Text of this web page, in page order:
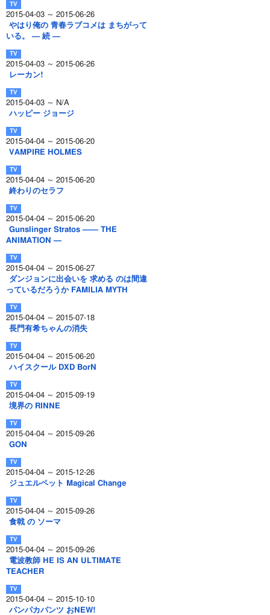
2015-04-03 ～ 2015-06-26
やはり俺の 青春ラブコメは まちがって
いる。 ― 続 ―
2015-04-03 ～ 2015-06-26
レーカン!
2015-04-03 ～ N/A
ハッピー ジョージ
2015-04-04 ～ 2015-06-20
VAMPIRE HOLMES
2015-04-04 ～ 2015-06-20
終わりのセラフ
2015-04-04 ～ 2015-06-20
Gunslinger Stratos ―― THE
ANIMATION ―
2015-04-04 ～ 2015-06-27
ダンジョンに出会いを 求める のは間違
っているだろうか FAMILIA MYTH
2015-04-04 ～ 2015-07-18
長門有希ちゃんの消失
2015-04-04 ～ 2015-06-20
ハイスクール DXD BorN
2015-04-04 ～ 2015-09-19
境界の RINNE
2015-04-04 ～ 2015-09-26
GON
2015-04-04 ～ 2015-12-26
ジュエルペット Magical Change
2015-04-04 ～ 2015-09-26
食戟 の ソーマ
2015-04-04 ～ 2015-09-26
電波教師 HE IS AN ULTIMATE
TEACHER
2015-04-04 ～ 2015-10-10
パンパカパンツ おNEW!